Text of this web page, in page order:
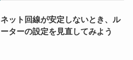
ネット回線が安定しないとき、ル
ーターの設定を見直してみよう